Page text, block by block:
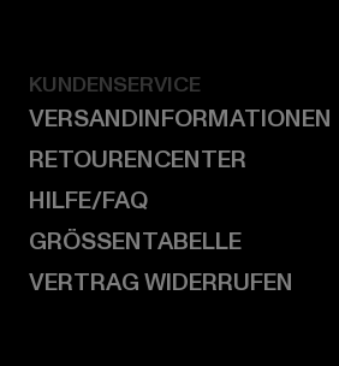
KUNDENSERVICE
VERSANDINFORMATIONEN
RETOURENCENTER
HILFE/FAQ
GRÖSSENTABELLE
VERTRAG WIDERRUFEN